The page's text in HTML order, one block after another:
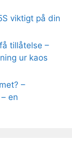
viktigt på din
tillåtelse –
ur kaos
–
en